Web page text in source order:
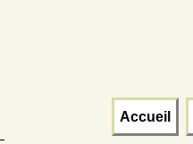
Accueil